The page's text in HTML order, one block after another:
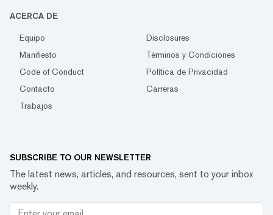
ACERCA DE
Equipo
Disclosures
Manifiesto
Términos y Condiciones
Code of Conduct
Política de Privacidad
Contacto
Carreras
Trabajos
SUBSCRIBE TO OUR NEWSLETTER
The latest news, articles, and resources, sent to your inbox
weekly.